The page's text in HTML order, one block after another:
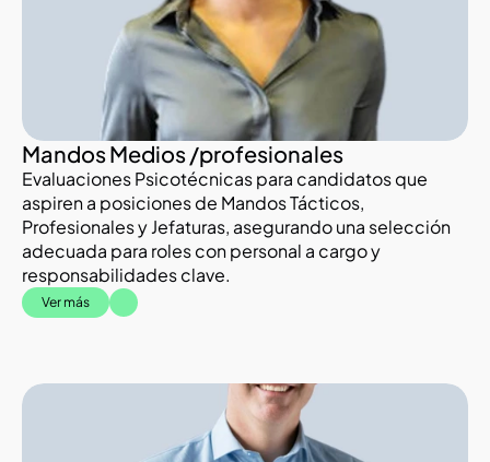
Mandos Medios /profesionales
Evaluaciones Psicotécnicas para candidatos que
aspiren a posiciones de Mandos Tácticos,
Profesionales y Jefaturas, asegurando una selección
adecuada para roles con personal a cargo y
responsabilidades clave.
Ver más